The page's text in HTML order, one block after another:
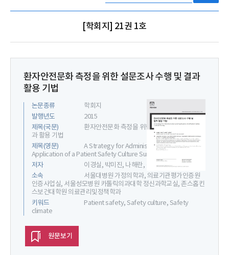
[학회지] 21권 1호
환자안전문화 측정을 위한 설문조사 수행 및 결과
활용 기법
논문종류
학회지
발행년도
2015
제목(국문)
환자안전문화 측정을 위한 설문조사 수행 및 결
과 활용 기법
제목(영문)
A Strategy for Administration and
Application of a Patient Safety Culture Survey
저자
이경실, 박미진, 나해란, 정헌재
소속
서울대병원 가정의학과, 의료기관평가인증원
인증사업실, 서울성모병원 카톨릭의과대학 정신과학교실, 존스홉킨
스보건대학원 의료관리및정책학과
키워드
Patient safety, Safety culture, Safety
climate
원문보기